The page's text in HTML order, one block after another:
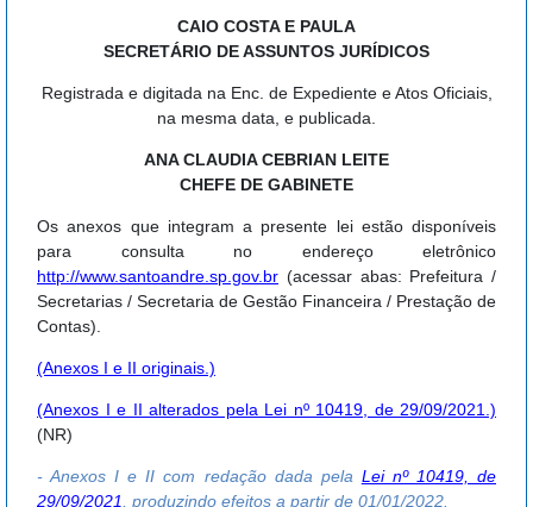
CAIO COSTA E PAULA
SECRETÁRIO DE ASSUNTOS JURÍDICOS
Registrada e digitada na Enc. de Expediente e Atos Oficiais,
na mesma data, e publicada.
ANA CLAUDIA CEBRIAN LEITE
CHEFE DE GABINETE
Os anexos que integram a presente lei estão disponíveis
para consulta no endereço eletrônico
http://www.santoandre.sp.gov.br (acessar abas: Prefeitura /
Secretarias / Secretaria de Gestão Financeira / Prestação de
Contas).
(Anexos I e II originais.)
(Anexos I e II alterados pela Lei nº 10419, de 29/09/2021.)
(NR)
- Anexos I e II com redação dada pela Lei nº 10419, de
29/09/2021
, produzindo efeitos a partir de 01/01/2022.